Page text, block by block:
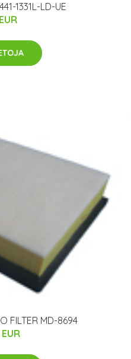
1331L-LD-UE
FILTER MD-8694